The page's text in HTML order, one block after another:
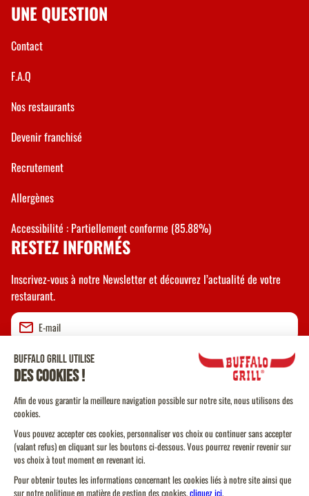
UNE QUESTION
Contact
F.A.Q
Nos restaurants
Devenir franchisé
Recrutement
Allergènes
Accessibilité : Partiellement conforme (85.88%)
RESTEZ INFORMÉS
Inscrivez-vous à notre Newsletter et découvrez l’actualité de votre
restaurant.
Valider
CGU
CGV Vente à emporter